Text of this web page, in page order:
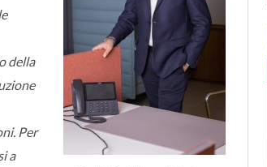
della
Per
a